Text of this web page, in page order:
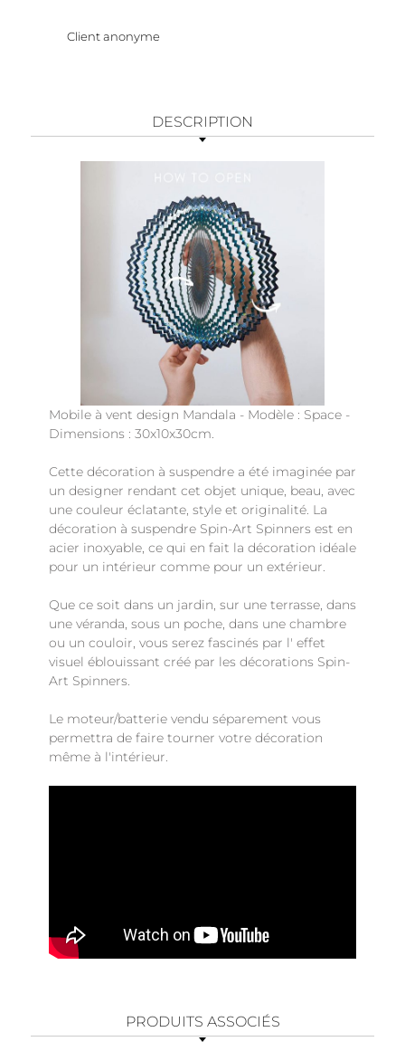
Client anonyme
DESCRIPTION
Mobile à vent design Mandala - Modèle : Space -
Dimensions : 30x10x30cm.
Cette décoration à suspendre a été imaginée par
un designer rendant cet objet unique, beau, avec
une couleur éclatante, style et originalité. La
décoration à suspendre Spin-Art Spinners est en
acier inoxyable, ce qui en fait la décoration idéale
pour un intérieur comme pour un extérieur.
Que ce soit dans un jardin, sur une terrasse, dans
une véranda, sous un poche, dans une chambre
ou un couloir, vous serez fascinés par l' effet
visuel éblouissant créé par les décorations Spin-
Art Spinners.
Le moteur/batterie vendu séparement vous
permettra de faire tourner votre décoration
même à l'intérieur.
PRODUITS ASSOCIÉS